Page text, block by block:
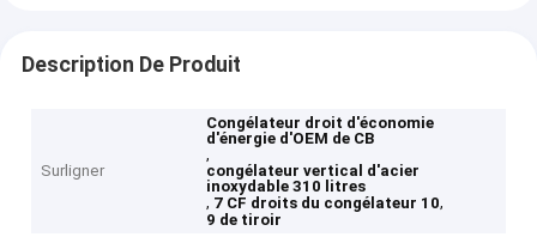
Description De Produit
Surligner
Congélateur droit d'économie
d'énergie d'OEM de CB
,
congélateur vertical d'acier
inoxydable 310 litres
, 7 CF droits du congélateur 10,
9 de tiroir